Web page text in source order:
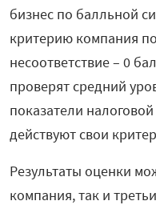
бизнес по балльной
критерию компания
несоответствие – 0
проверят средний
показатели
действуют свои
Результаты оценки
компания, так и